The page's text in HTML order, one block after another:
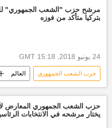
أخبار تركيا اليوم رجب طيب
مرشح حزب "الشعب الجمهوري"
بتركيا متأكد من فوزه
24 يونيو 2018, 15:18 GMT
حزب الشعب الجمهوري العالم
محرم أنجا أخبار تركيا اليوم
رجب طيب أردوغان
الانتخابات الرئاسية التركية 2023
حزب الشعب الجمهوري المعارض
يختار مرشحه في الانتخابات